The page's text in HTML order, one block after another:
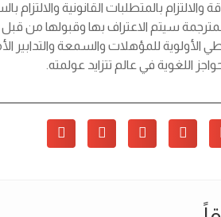
والالتزام بالمتطلبات القانونية
سيتم الاعتراف بها وقبولها من
للمؤهلات والسمعة والتدابير
اللغوية في عالم تتزايد عولمته.